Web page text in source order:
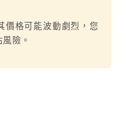
價格可能波動劇烈，您
險。